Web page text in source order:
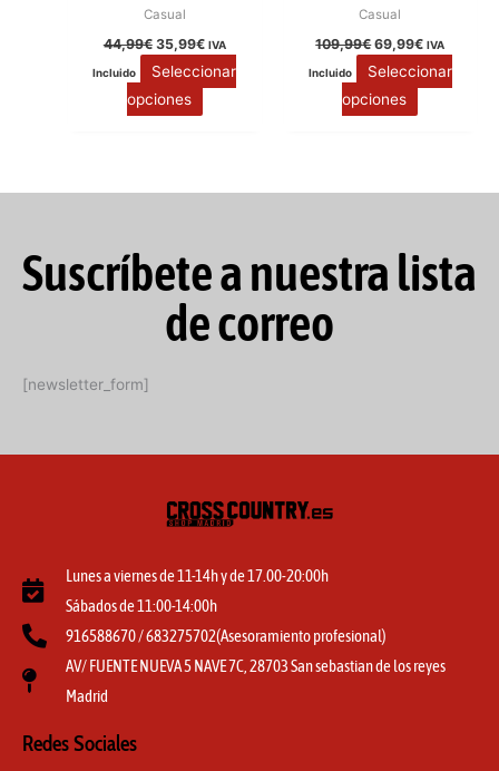
Casual
44,99€ 35,99€ IVA
Incluido
Seleccionar
opciones
Casual
109,99€ 69,99€ IVA
Incluido
Seleccionar
opciones
Suscríbete a nuestra lista
de correo
[newsletter_form]
Lunes a viernes de 11-14h y de 17.00-20:00h
Sábados de 11:00-14:00h
916588670 / 683275702(Asesoramiento profesional)
AV/ FUENTE NUEVA 5 NAVE 7C, 28703 San sebastian de los reyes
Madrid
Redes Sociales